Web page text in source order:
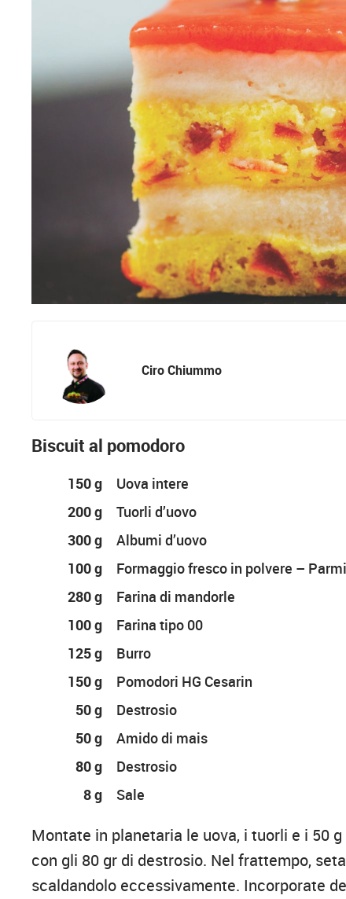
Ciro Chiummo
Biscuit al pomodoro
150 g
Uova intere
200 g
Tuorli d’uovo
300 g
Albumi d’uovo
100 g
Formaggio fresco in polvere –
280 g
Farina di mandorle
100 g
Farina tipo 00
125 g
Burro
150 g
Pomodori HG Cesarin
50 g
Destrosio
50 g
Amido di mais
80 g
Destrosio
8 g
Sale
Montate in planetaria le uova, i tuorli e i 50
con gli 80 gr di destrosio. Nel frattempo,
scaldandolo eccessivamente. Incorporate